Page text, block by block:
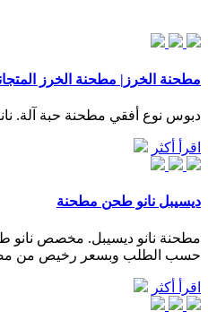
مطحنة الخرز| مطحنة الخرز
دبوس نوع أفقي مطحنة حبة آلة.
اقرأ أكثر
ديسيبل نانو طحن مطحنة
حسب الطلب وبسعر رخيص من
اقرأ أكثر